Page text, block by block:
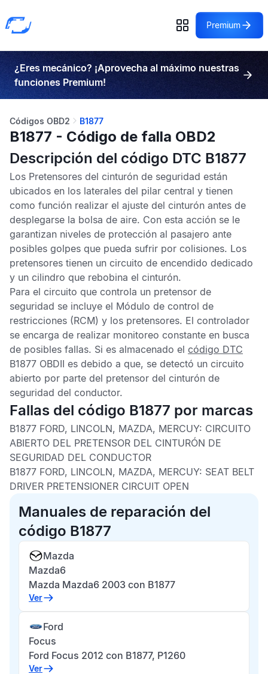
Premium
¿Eres mecánico? ¡Aprovecha al máximo nuestras
funciones Premium!
Códigos OBD2 B1877
B1877 - Código de falla OBD2
Descripción del código DTC B1877
Los Pretensores del cinturón de seguridad están
ubicados en los laterales del pilar central y tienen
como función realizar el ajuste del cinturón antes de
desplegarse la bolsa de aire. Con esta acción se le
garantizan niveles de protección al pasajero ante
posibles golpes que pueda sufrir por colisiones. Los
pretensores tienen un circuito de encendido dedicado
y un cilindro que rebobina el cinturón.
Para el circuito que controla un pretensor de
seguridad se incluye el Módulo de control de
restricciones (RCM) y los pretensores. El controlador
se encarga de realizar monitoreo constante en busca
de posibles fallas. Si es almacenado el código DTC
B1877 OBDII es debido a que, se detectó un circuito
abierto por parte del pretensor del cinturón de
seguridad del conductor.
Fallas del código B1877 por marcas
B1877 FORD, LINCOLN, MAZDA, MERCUY: CIRCUITO
ABIERTO DEL PRETENSOR DEL CINTURÓN DE
SEGURIDAD DEL CONDUCTOR
B1877 FORD, LINCOLN, MAZDA, MERCUY: SEAT BELT
DRIVER PRETENSIONER CIRCUIT OPEN
Manuales de reparación del
código B1877
Mazda
Mazda6
Mazda Mazda6 2003 con B1877
Ver
Ford
Focus
Ford Focus 2012 con B1877, P1260
Ver